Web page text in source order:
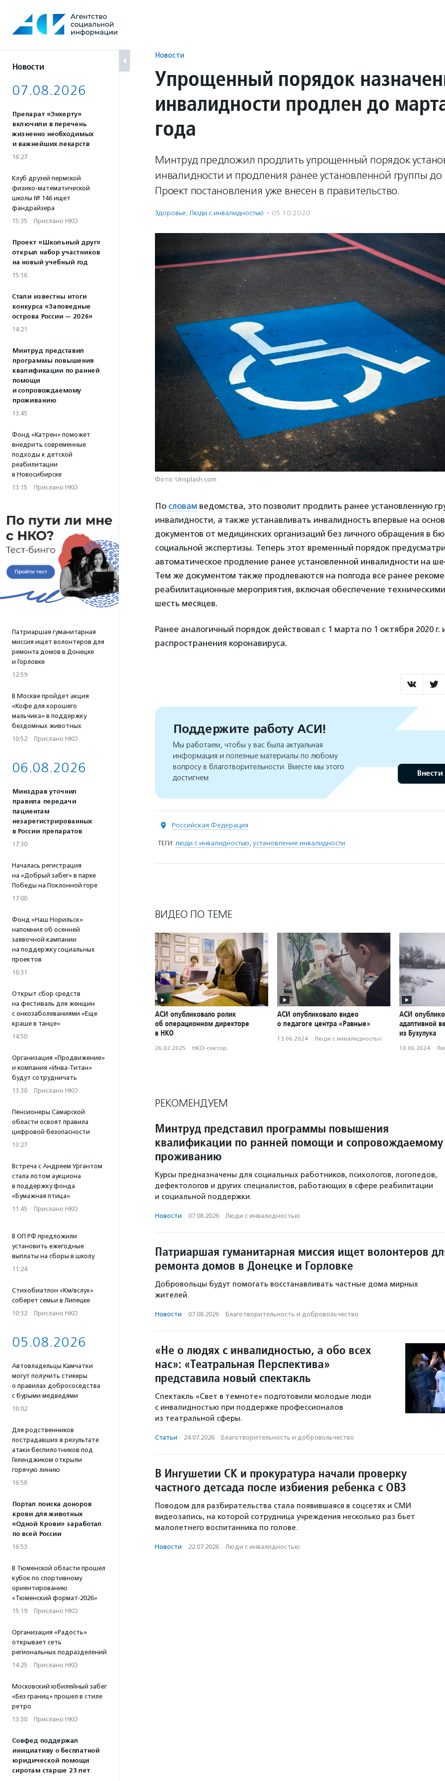
содержанию
Новости
07.08.2026
Препарат «Энхерту»
включили в перечень
жизненно необходимых
и важнейших лекарств
16:27
Клуб друзей пермской
физико-математической
школы № 146 ищет
фандрайзера
15:35 · Прислано НКО
Проект «Школьный друг»
открыл набор участников
на новый учебный год
15:16
Стали известны итоги
конкурса «Заповедные
острова России — 2026»
14:21
Минтруд представил
программы повышения
квалификации по ранней
помощи
и сопровождаемому
проживанию
13:45
Фонд «Катрен» поможет
внедрить современные
подходы к детской
реабилитации
в Новосибирске
13:15 · Прислано НКО
Патриаршая гуманитарная
миссия ищет волонтеров для
ремонта домов в Донецке
и Горловке
12:59
В Москве пройдет акция
«Кофе для хорошего
мальчика» в поддержку
бездомных животных
10:52 · Прислано НКО
06.08.2026
Минздрав уточнил
правила передачи
пациентам
незарегистрированных
в России препаратов
17:30
Началась регистрация
на «Добрый забег» в парке
Победы на Поклонной горе
17:00
Фонд «Наш Норильск»
напомнил об осенней
заявочной кампании
на поддержку социальных
проектов
16:31
Открыт сбор средств
на фестиваль для женщин
с онкозаболеваниями «Еще
краше в танце»
14:50
Организация «Продвижение»
и компания «Инва-Титан»
будут сотрудничать
13:30 · Прислано НКО
Пенсионеры Самарской
области освоят правила
цифровой безопасности
13:27
Встреча с Андреем Ургантом
стала лотом аукциона
в поддержку фонда
«Бумажная птица»
11:45 · Прислано НКО
В ОП РФ предложили
установить ежегодные
выплаты на сборы в школу
11:24
Стихобиатлон «Км/вслух»
соберет семьи в Липецке
10:32 · Прислано НКО
05.08.2026
Автовладельцы Камчатки
могут получить стикеры
о правилах добрососедства
с бурыми медведями
18:02
Для родственников
пострадавших в результате
атаки беспилотников под
Геленджиком открыли
горячую линию
16:58
Портал поиска доноров
крови для животных
«Одной Крови» заработал
по всей России
16:53
В Тюменской области прошел
кубок по спортивному
ориентированию
«Тюменский формат-2026»
15:19 · Прислано НКО
Организация «Радость»
открывает сеть
региональных подразделений
14:25 · Прислано НКО
Московский юбилейный забег
«Без границ» прошел в стиле
ретро
13:30 · Прислано НКО
Совфед поддержал
инициативу о бесплатной
юридической помощи
сиротам старше 23 лет
Новости
Упрощенный порядок
инвалидности продлен до
года
Минтруд предложил продлить упрощенный порядок
инвалидности и продления ранее установленной группы
Проект постановления уже внесен в правительство.
Здоровье, Люди с инвалидностью · 05.10.2020
Фото: Unsplash.com
По словам ведомства, это позволит продлить ранее установленную
инвалидности, а также устанавливать инвалидность впервые на
документов от медицинских организаций без личного обращения в
социальной экспертизы. Теперь этот временный порядок
автоматическое продление ранее установленной инвалидности на
Тем же документом также продлеваются на полгода все ранее
реабилитационные мероприятия, включая обеспечение
шесть месяцев.
Ранее аналогичный порядок действовал с 1 марта по 1 октября 2020 г.
распространения коронавируса.
Поддержите работу АСИ!
Мы работаем, чтобы у вас была актуальная
информация и полезные материалы по любому
вопросу в благотворительности. Вместе мы этого
достигнем
Внести
Российская Федерация
ТЕГИ: люди с инвалидностью, установление инвалидности
ВИДЕО ПО ТЕМЕ
АСИ опубликовало ролик
об операционном директоре
в НКО
26.02.2025 · НКО-сектор
АСИ опубликовало видео
о педагоге центра «Равные»
13.06.2024 · Люди с инвалидностью
АСИ
адаптивной
из Бузулука
10.06.2024 ·
РЕКОМЕНДУЕМ
Минтруд представил программы повышения
квалификации по ранней помощи и сопровождаемому
проживанию
Курсы предназначены для социальных работников, психологов, логопедов,
дефектологов и других специалистов, работающих в сфере реабилитации
и социальной поддержки.
Новости · 07.08.2026 · Люди с инвалидностью
Патриаршая гуманитарная миссия ищет волонтеров
ремонта домов в Донецке и Горловке
Добровольцы будут помогать восстанавливать частные дома мирных
жителей.
Новости · 07.08.2026 · Благотвори­тель­ность и доброволь­чест­во
«Не о людях с инвалидностью, а обо всех
нас»: «Театральная Перспектива»
представила новый спектакль
Спектакль «Свет в темноте» подготовили молодые люди
с инвалидностью при поддержке профессионалов
из театральной сферы.
Статьи · 24.07.2026 · Благотвори­тель­ность и доброволь­чест­во
В Ингушетии СК и прокуратура начали проверку
частного детсада после избиения ребенка с ОВЗ
Поводом для разбирательства стала появившаяся в соцсетях и СМИ
видеозапись, на которой сотрудница учреждения несколько раз бьет
малолетнего воспитанника по голове.
Новости · 22.07.2026 · Люди с инвалидностью